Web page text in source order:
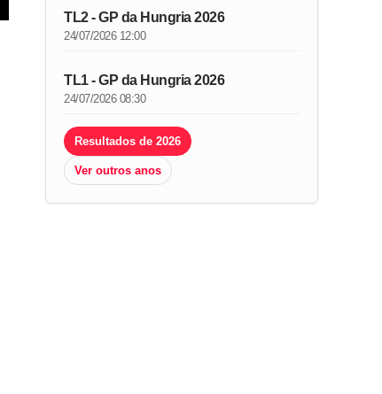
TL2 - GP da Hungria 2026
24/07/2026 12:00
TL1 - GP da Hungria 2026
24/07/2026 08:30
Resultados de 2026
Ver outros anos